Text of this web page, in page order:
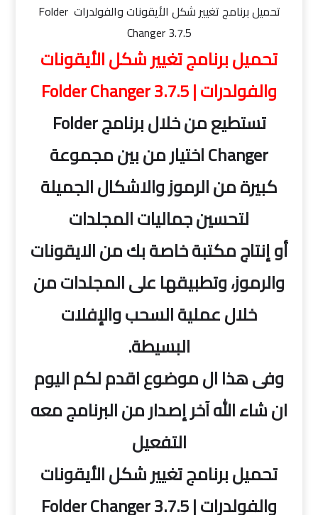
تحميل برنامج تغيير شكل الأيقونات والفولدرات Folder
Changer 3.7.5
تحميل برنامج تغيير شكل الأيقونات
والفولدرات | Folder Changer 3.7.5
تستطيع من خلال برنامج Folder
Changer اختيار من بين مجموعة
كبيرة من الرموز والاشكال الجميلة
لتحسين جماليات المجلدات
أو إنتاج مكتبة خاصة بك من الايقونات
والرموز، وتطبيقها على المجلدات من
خلال عملية السحب والإفلات
البسيطة.
وفى هذا ال موضوع اقدم لكم اليوم
ان شاء الله آخر إصدار من البرنامج معه
التفعيل
تحميل برنامج تغيير شكل الأيقونات
والفولدرات | Folder Changer 3.7.5